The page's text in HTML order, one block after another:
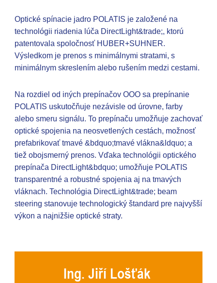
Optické spínacie jadro POLATIS je založené na
technológii riadenia lúča DirectLight&trade;, ktorú
patentovala spoločnosť HUBER+SUHNER.
Výsledkom je prenos s minimálnymi stratami, s
minimálnym skreslením alebo rušením medzi cestami.
Na rozdiel od iných prepínačov OOO sa prepínanie
POLATIS uskutočňuje nezávisle od úrovne, farby
alebo smeru signálu. To prepínaču umožňuje zachovať
optické spojenia na neosvetlených cestách, možnosť
prefabrikovať tmavé &bdquo;tmavé vlákna&ldquo; a
tiež obojsmerný prenos. Vďaka technológii optického
prepínača DirectLight&bdquo; umožňuje POLATIS
transparentné a robustné spojenia aj na tmavých
vláknach. Technológia DirectLight&trade; beam
steering stanovuje technologický štandard pre najvyšší
výkon a najnižšie optické straty.
Ing. Jiří Lošťák